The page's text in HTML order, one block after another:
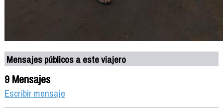
Mensajes públicos a este viajero
9 Mensajes
Escribir mensaje